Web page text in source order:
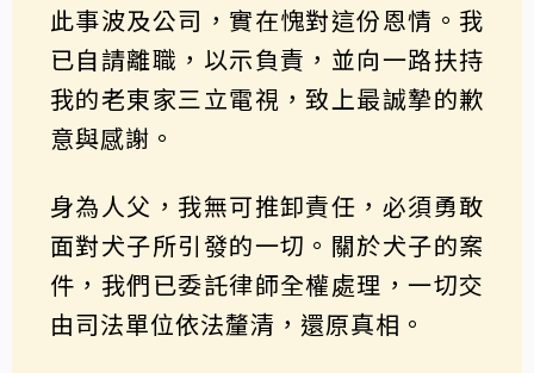
此事波及公司，實在愧對這份恩情。我
已自請離職，以示負責，並向一路扶持
我的老東家三立電視，致上最誠摯的歉
意與感謝。
身為人父，我無可推卸責任，必須勇敢
面對犬子所引發的一切。關於犬子的案
件，我們已委託律師全權處理，一切交
由司法單位依法釐清，還原真相。